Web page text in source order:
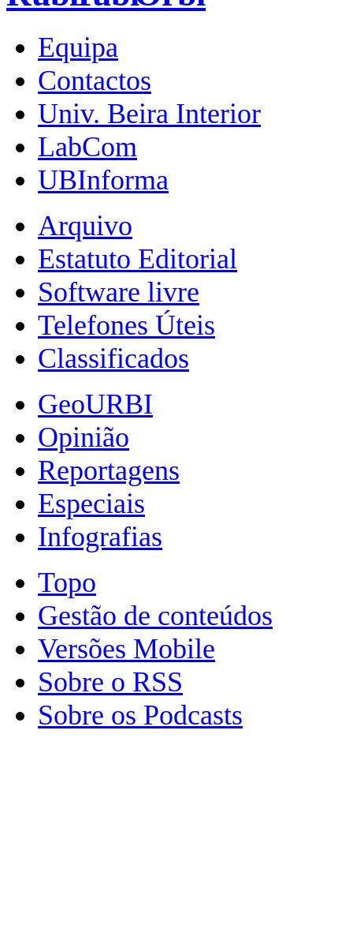
Equipa
Contactos
Univ. Beira Interior
LabCom
UBInforma
Arquivo
Estatuto Editorial
Software livre
Telefones Úteis
Classificados
GeoURBI
Opinião
Reportagens
Especiais
Infografias
Topo
Gestão de conteúdos
Versões Mobile
Sobre o RSS
Sobre os Podcasts